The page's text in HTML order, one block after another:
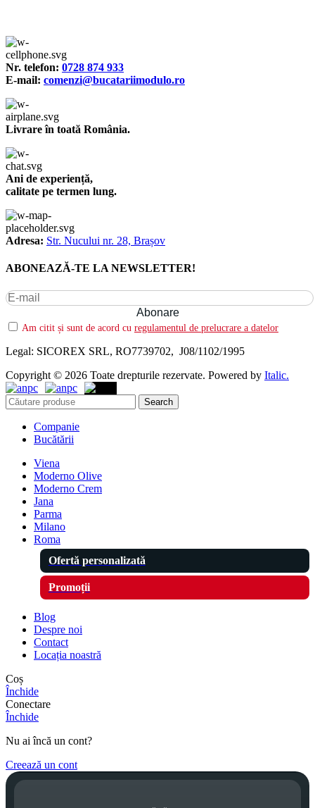
Nr. telefon: 0728 874 933
E-mail: comenzi@bucatariimodulo.ro
Livrare în toată România.
Ani de experiență,
calitate pe termen lung.
Adresa: Str. Nucului nr. 28, Brașov
ABONEAZĂ-TE LA NEWSLETTER!
Am citit și sunt de acord cu regulamentul de prelucrare a datelor
Legal: SICOREX SRL, RO7739702, J08/1102/1995
Copyright © 2026 Toate drepturile rezervate. Powered by Italic.
Search
Companie
Bucătării
Viena
Moderno Olive
Moderno Crem
Jana
Parma
Milano
Roma
Ofertă personalizată
Promoții
Blog
Despre noi
Contact
Locația noastră
Coș
Închide
Conectare
Închide
Nu ai încă un cont?
Creează un cont